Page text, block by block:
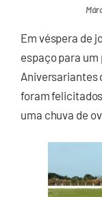
Em véspera de
espaço para
Aniversariantes
foram
uma chuva de